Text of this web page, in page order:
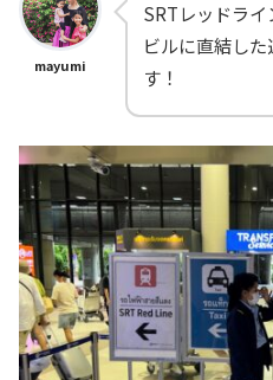
mayumi
SRTレッドラ
ビルに直結し
す！